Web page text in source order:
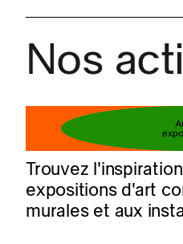
Nos
Trouvez
expositions d'art
murales et aux